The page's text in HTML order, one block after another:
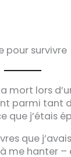
pour survivre
mort lors
parmi tant
que j’étais
que
me hanter –